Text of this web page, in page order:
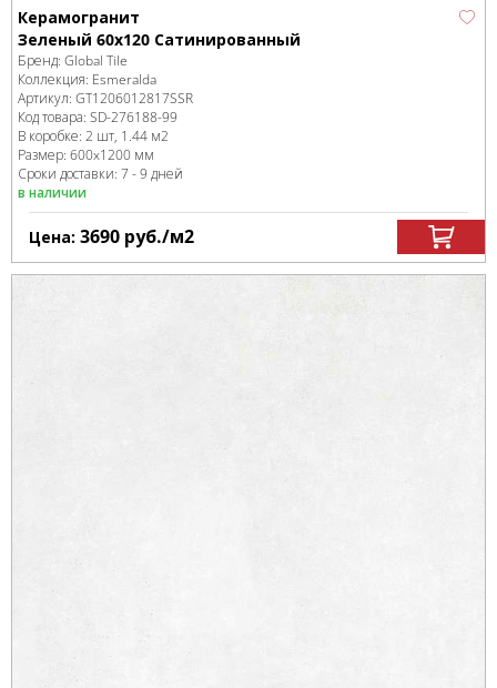
Керамогранит
Зеленый 60x120 Сатинированный
Бренд: Global Tile
Коллекция: Esmeralda
Артикул: GT1206012817SSR
Код товара: SD-276188-99
В коробке: 2 шт, 1.44 м2
Размер: 600x1200 мм
Сроки доставки: 7 - 9 дней
в наличии
Цена: 3690 руб./м2